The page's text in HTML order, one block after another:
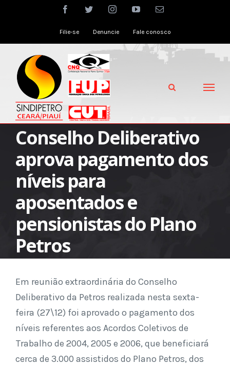
facebooktwitter instagramyoutubeEmail
Filie-se Denuncie Fale conosco
Conselho Deliberativo
aprova pagamento dos
níveis para
aposentados e
pensionistas do Plano
Petros
Em reunião extraordinária do Conselho
Deliberativo da Petros realizada nesta sexta-
feira (27\12) foi aprovado o pagamento dos
níveis referentes aos Acordos Coletivos de
Trabalho de 2004, 2005 e 2006, que beneficiará
cerca de 3.000 assistidos do Plano Petros, dos